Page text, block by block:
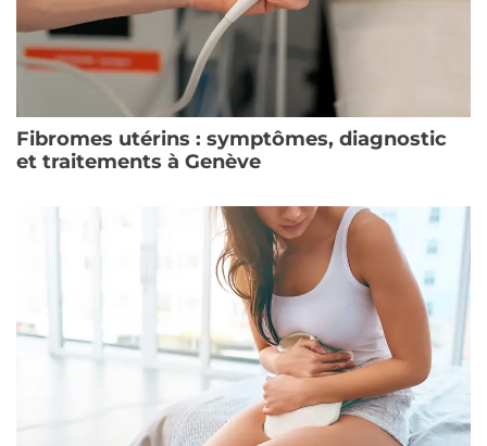
Fibromes utérins : symptômes, diagnostic
et traitements à Genève